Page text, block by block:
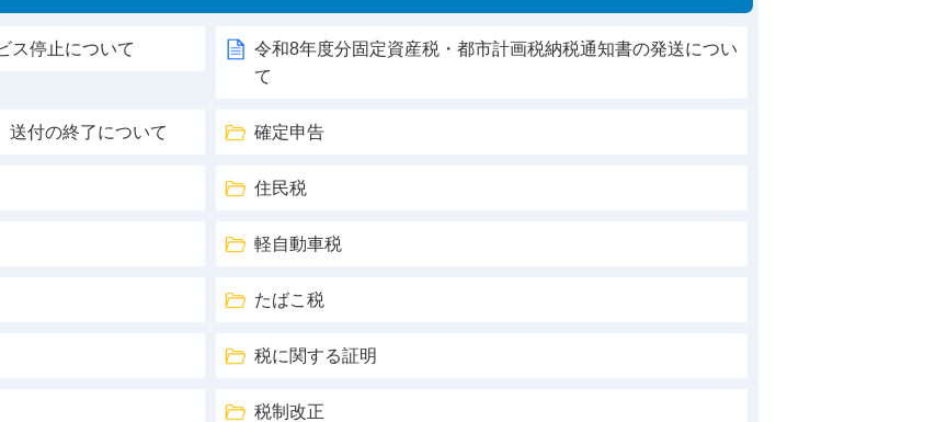
ス停止について
令和8年度分固定資産税・都市計画税納税通知書の発送につい
て
送付の終了について 確定申告
住民税
軽自動車税
たばこ税
税に関する証明
税制改正